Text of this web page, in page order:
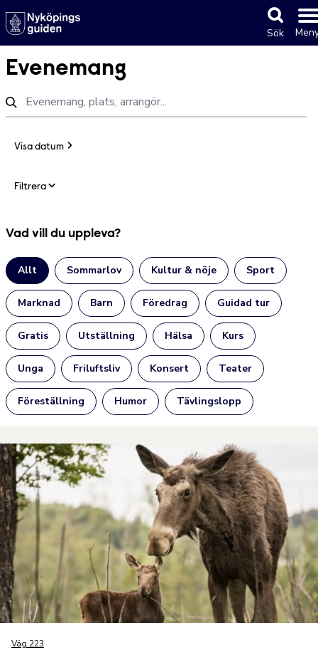
Sök
Evenemang
Visa datum
Filtrera
Vad vill du uppleva?
Allt Sommarlov Kultur & nöje Sport
Marknad Barn Föredrag Guidad tur
Gratis Utställning Hälsa Kurs
Unga Friluftsliv Konsert Teater
Föreställning Humor Tävlingslopp
Väg 223